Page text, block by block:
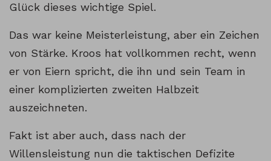
Glück dieses wichtige Spiel.
Das war keine Meisterleistung, aber ein Zeichen
von Stärke. Kroos hat vollkommen recht, wenn
er von Eiern spricht, die ihn und sein Team in
einer komplizierten zweiten Halbzeit
auszeichneten.
Fakt ist aber auch, dass nach der
Willensleistung nun die taktischen Defizite